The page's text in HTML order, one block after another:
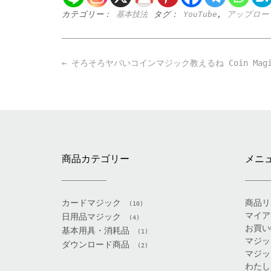
カテゴリー： 基本技法 タグ： YouTube , アップロー
Post
← そろそろヤバいコインマジック教えるね
商品カテゴリー
カードマジック (10)
日用品マジック (4)
基本用具・消耗品 (1)
ダウンロード商品 (2)
メニ
商品
マイ
お買
マジ
マジ
わた